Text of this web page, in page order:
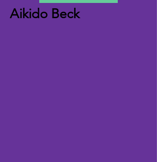
Aikido Beck